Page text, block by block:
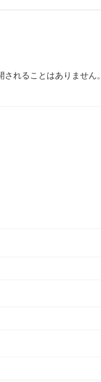
されることはありません。